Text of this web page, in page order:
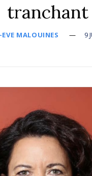
tranchant
MALOUINES 9